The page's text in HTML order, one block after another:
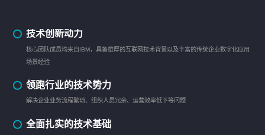
技术创新动力
核心团队成员均来自IBM，具备雄厚的互联网技术背景以及丰富的传统企业数字化应用
场景经验
领跑行业的技术势力
解决企业业务流程繁琐、组织人员冗余、运营效率低下等问题
全面扎实的技术基础